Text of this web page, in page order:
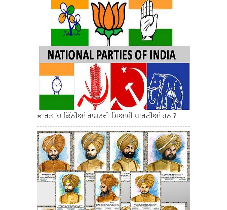
ਭਾਰਤ 'ਚ ਕਿੰਨੀਆਂ ਰਾਸ਼ਟਰੀ ਸਿਆਸੀ ਪਾਰਟੀਆਂ ਹਨ ?